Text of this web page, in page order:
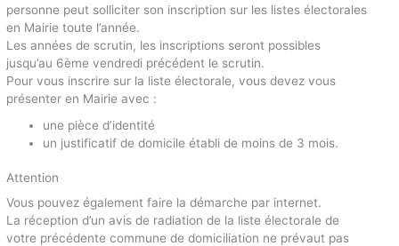
personne peut solliciter son inscription sur les listes électorales
en Mairie toute l’année.
Les années de scrutin, les inscriptions seront possibles
jusqu’au 6ème vendredi précédent le scrutin.
Pour vous inscrire sur la liste électorale, vous devez vous
présenter en Mairie avec :
une pièce d’identité
un justificatif de domicile établi de moins de 3 mois.
Attention
Vous pouvez également faire la démarche par internet.
La réception d’un avis de radiation de la liste électorale de
votre précédente commune de domiciliation ne prévaut pas